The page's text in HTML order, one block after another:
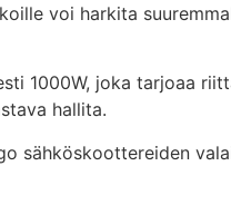
voi harkita
1000W, joka tarjoaa
hallita.
sähköskoottereiden